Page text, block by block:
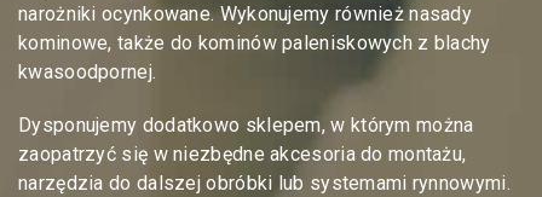
narożniki ocynkowane. Wykonujemy również nasady
kominowe, także do kominów paleniskowych z blachy
kwasoodpornej.
Dysponujemy dodatkowo sklepem, w którym można
zaopatrzyć się w niezbędne akcesoria do montażu,
narzędzia do dalszej obróbki lub systemami rynnowymi.